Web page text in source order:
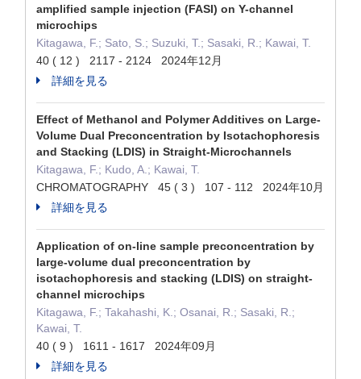
amplified sample injection (FASI) on Y-channel
microchips
Kitagawa, F.; Sato, S.; Suzuki, T.; Sasaki, R.; Kawai, T.
40 ( 12 ) 2117 - 2124 2024年12月
詳細を見る
Effect of Methanol and Polymer Additives on Large-
Volume Dual Preconcentration by Isotachophoresis
and Stacking (LDIS) in Straight-Microchannels
Kitagawa, F.; Kudo, A.; Kawai, T.
CHROMATOGRAPHY 45 ( 3 ) 107 - 112 2024年10月
詳細を見る
Application of on-line sample preconcentration by
large-volume dual preconcentration by
isotachophoresis and stacking (LDIS) on straight-
channel microchips
Kitagawa, F.; Takahashi, K.; Osanai, R.; Sasaki, R.;
Kawai, T.
40 ( 9 ) 1611 - 1617 2024年09月
詳細を見る